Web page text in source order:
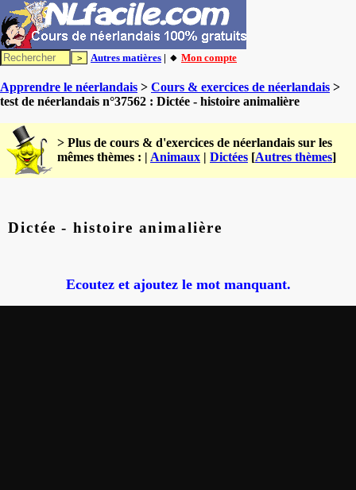
Autres matières | 🔸 Mon compte
Apprendre le néerlandais > Cours & exercices de néerlandais >
test de néerlandais n°37562 : Dictée - histoire animalière
> Plus de cours & d'exercices de néerlandais sur les
mêmes thèmes : | Animaux | Dictées [Autres thèmes]
Dictée - histoire animalière
Ecoutez et ajoutez le mot manquant.